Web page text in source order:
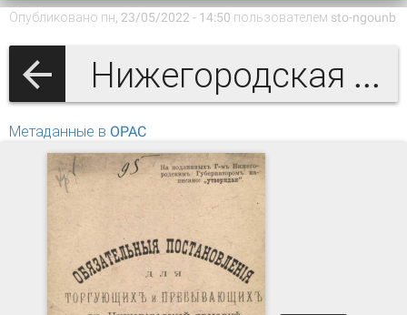
Опубликовано пн, 23/05/2022 - 14:50 пользователем sto-ngounb
Нижегородская ярмарка
Метаданные в OPAC